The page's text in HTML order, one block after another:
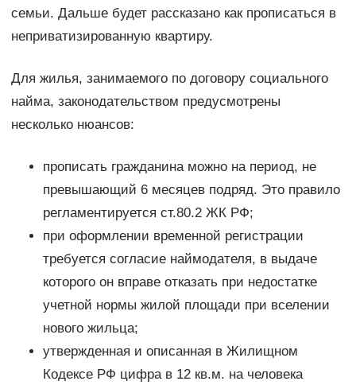
семьи. Дальше будет рассказано как прописаться в
неприватизированную квартиру.
Для жилья, занимаемого по договору социального
найма, законодательством предусмотрены
несколько нюансов:
прописать гражданина можно на период, не
превышающий 6 месяцев подряд. Это правило
регламентируется ст.80.2 ЖК РФ;
при оформлении временной регистрации
требуется согласие наймодателя, в выдаче
которого он вправе отказать при недостатке
учетной нормы жилой площади при вселении
нового жильца;
утвержденная и описанная в Жилищном
Кодексе РФ цифра в 12 кв.м. на человека